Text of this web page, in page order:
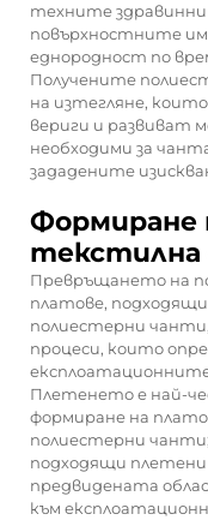
техните
повърхностните им
еднородност по
Получените
на изтегляне,
вериги и развиват
необходими за
зададените
Формиране
текстилна
Превръщането на
платове,
полиестерни
процеси, които
Плетенето е най-
формиране на
полиестерни
подходящи
предвидената
към